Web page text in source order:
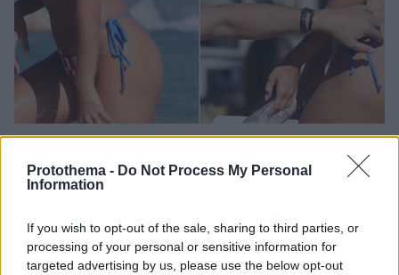
Protothema - Do Not Process My Personal
Information
If you wish to opt-out of the sale, sharing to third parties, or
processing of your personal or sensitive information for
targeted advertising by us, please use the below opt-out
Φωτογραφίες: Με τα χρώματα της Κροατίας κολύμπησε
στα νερά της Μυκόνου η Ιβάνα Κνολ
παραλία του νησιού φορώντας το κλασικό μαγιό με
το οποίο εμφανίζεται